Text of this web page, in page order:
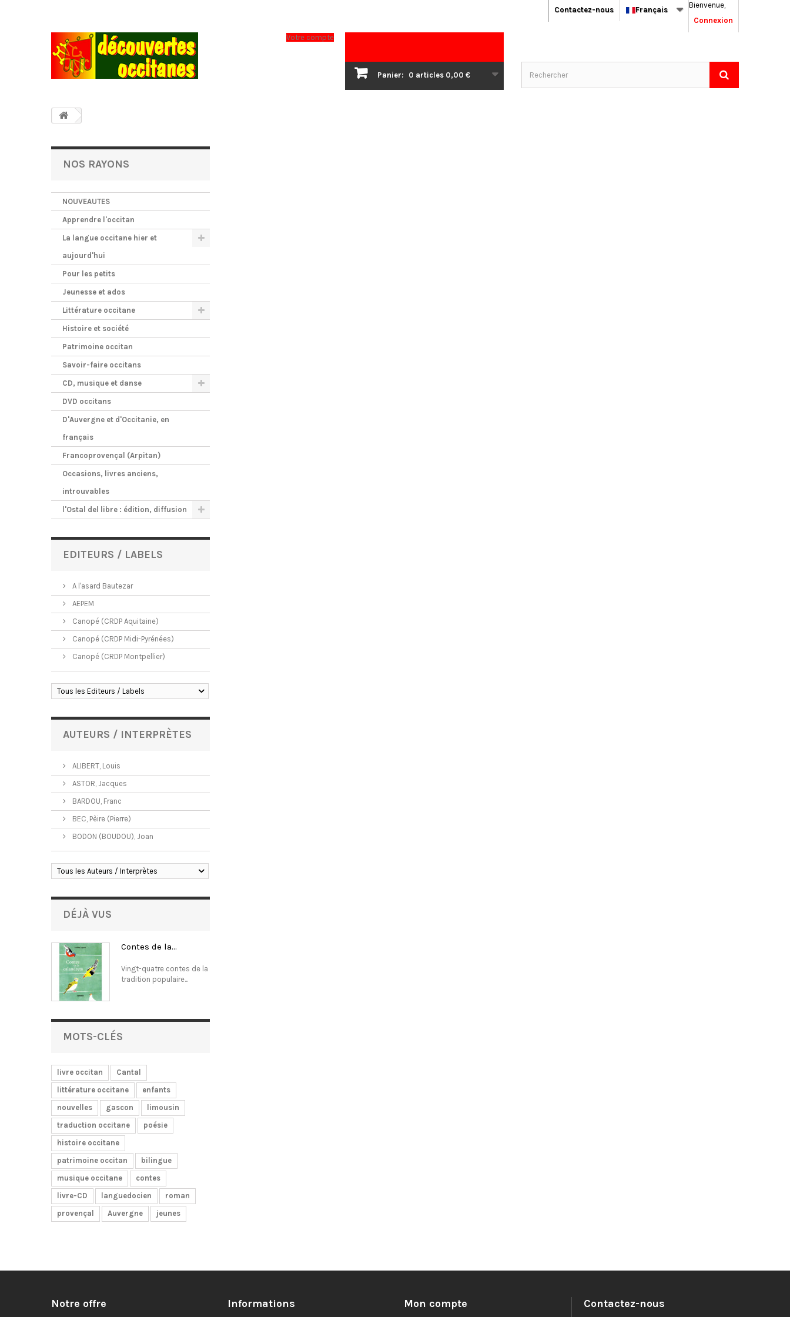
Bienvenue,
Connexion
Français
Contactez-nous
Panier: 0 articles 0,00 €
Votre compte
NOS RAYONS
NOUVEAUTES
Apprendre l'occitan
La langue occitane hier et
aujourd'hui
Pour les petits
Jeunesse et ados
Littérature occitane
Histoire et société
Patrimoine occitan
Savoir-faire occitans
CD, musique et danse
DVD occitans
D'Auvergne et d'Occitanie, en
français
Francoprovençal (Arpitan)
Occasions, livres anciens,
introuvables
l'Ostal del libre : édition, diffusion
EDITEURS / LABELS
A l'asard Bautezar
AEPEM
Canopé (CRDP Aquitaine)
Canopé (CRDP Midi-Pyrénées)
Canopé (CRDP Montpellier)
Tous les Editeurs / Labels
AUTEURS / INTERPRÈTES
ALIBERT, Louis
ASTOR, Jacques
BARDOU, Franc
BEC, Pèire (Pierre)
BODON (BOUDOU), Joan
Tous les Auteurs / Interprètes
DÉJÀ VUS
Contes de la...
Vingt-quatre contes de la
tradition populaire...
MOTS-CLÉS
livre occitan
Cantal
littérature occitane
enfants
nouvelles
gascon
limousin
traduction occitane
poésie
histoire occitane
patrimoine occitan
bilingue
musique occitane
contes
livre-CD
languedocien
roman
provençal
Auvergne jeunes
Notre offre Informations Mon compte Contactez-nous